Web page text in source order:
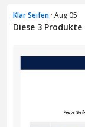
Klar Seifen · Aug 05
Diese 3